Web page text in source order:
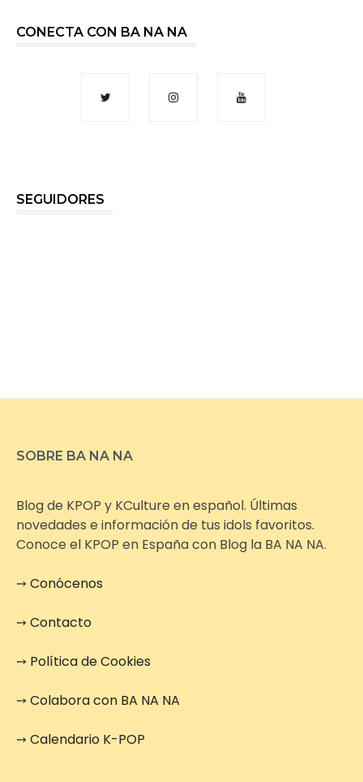
CONECTA CON BA NA NA
SEGUIDORES
SOBRE BA NA NA
Blog de KPOP y KCulture en español. Últimas
novedades e información de tus idols favoritos.
Conoce el KPOP en España con Blog la BA NA NA.
➙Conócenos
➙Contacto
➙ Política de Cookies
➙Colabora con BA NA NA
➙Calendario K-POP